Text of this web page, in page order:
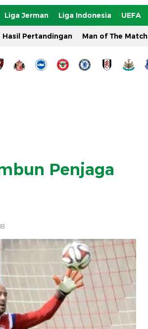
Liga Jerman Liga Indonesia UEFA
Hasil Pertandingan Man of The Match
Penjaga